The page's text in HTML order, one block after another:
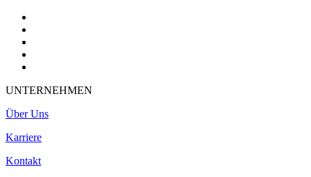
UNTERNEHMEN
Über Uns
Karriere
Kontakt